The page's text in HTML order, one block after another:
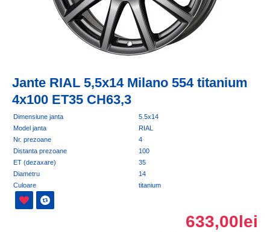
Jante RIAL 5,5x14 Milano 554 titanium
4x100 ET35 CH63,3
Dimensiune janta
5.5x14
Model janta
RIAL
Nr. prezoane
4
Distanta prezoane
100
ET (dezaxare)
35
Diametru
14
Culoare
titanium
633,00lei